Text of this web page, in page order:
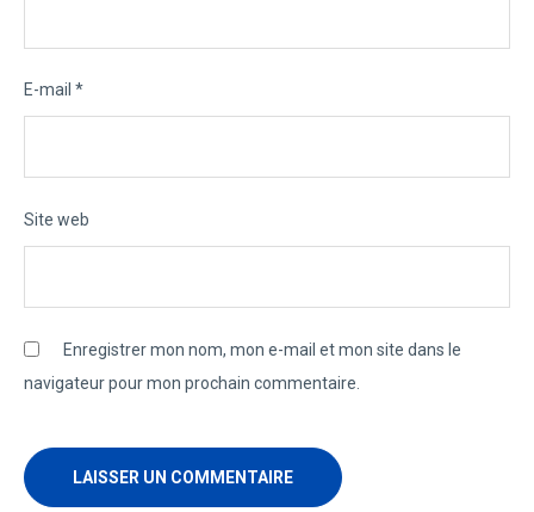
E-mail *
Site web
Enregistrer mon nom, mon e-mail et mon site dans le
navigateur pour mon prochain commentaire.